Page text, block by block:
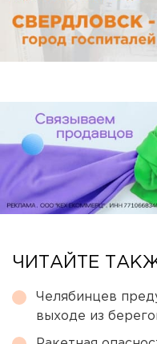
ЧИТАЙТЕ
Челябинцев
выходе из